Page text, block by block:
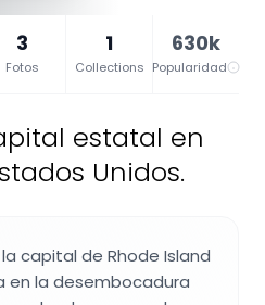
3
Fotos
1
Collections
630k
Popularidad
estatal en
Unidos.
capital de Rhode Island
en la desembocadura